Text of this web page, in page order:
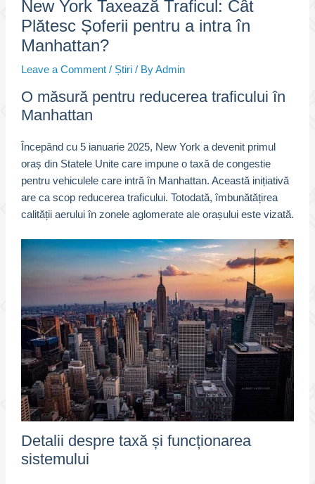
New York Taxează Traficul: Cât
Plătesc Șoferii pentru a intra în
Manhattan?
Leave a Comment / Știri/ ByAdmin
O măsură pentru reducerea traficului în
Manhattan
Începând cu 5 ianuarie 2025, New York a devenit primul
oraș din Statele Unite care impune o taxă de congestie
pentru vehiculele care intră în Manhattan. Această inițiativă
are ca scop reducerea traficului. Totodată, îmbunătățirea
calității aerului în zonele aglomerate ale orașului este vizată.
Detalii despre taxă și funcționarea
sistemului